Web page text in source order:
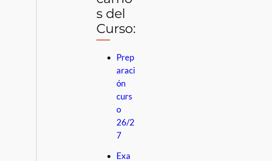
s del
Curso:
Prep
araci
ón
curs
o
26/2
7
Exa